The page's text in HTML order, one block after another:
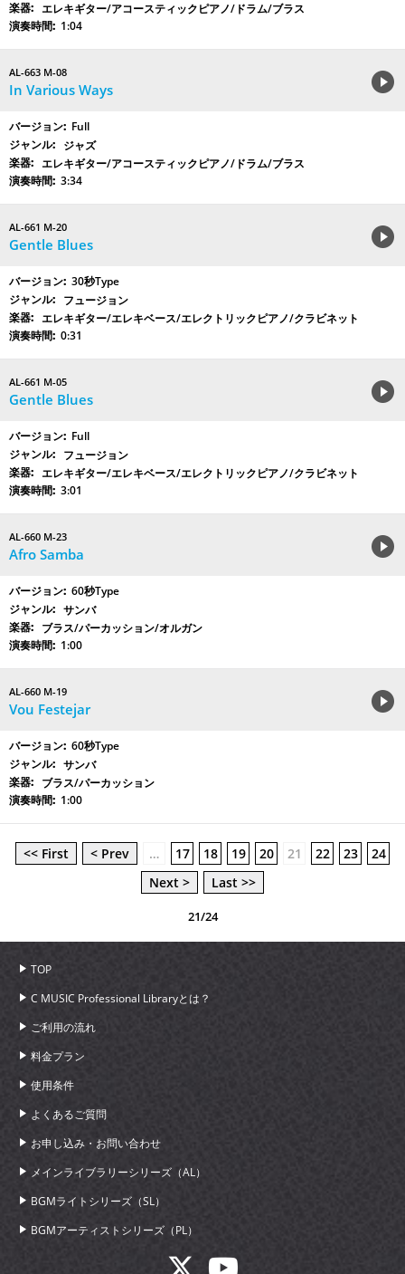
エレキギター/アコースティックピアノ/ドラム/ブラス
1:04
AL-663 M-08
In Various Ways
Full
ジャズ
エレキギター/アコースティックピアノ/ドラム/ブラス
3:34
AL-661 M-20
Gentle Blues
30秒Type
フュージョン
エレキギター/エレキベース/エレクトリックピアノ/クラビネット
0:31
AL-661 M-05
Gentle Blues
Full
フュージョン
エレキギター/エレキベース/エレクトリックピアノ/クラビネット
3:01
AL-660 M-23
Afro Samba
60秒Type
サンバ
ブラス/パーカッション/オルガン
1:00
AL-660 M-19
Vou Festejar
60秒Type
サンバ
ブラス/パーカッション
1:00
<< First < Prev … 17 18 19 20 21 22 23
24
Next >
Last >>
21/24
TOP
C MUSIC Professional Libraryとは？
ご利用の流れ
料金プラン
使用条件
よくあるご質問
お申し込み・お問い合わせ
メインライブラリーシリーズ（AL）
BGMライトシリーズ（SL）
BGMアーティストシリーズ（PL）